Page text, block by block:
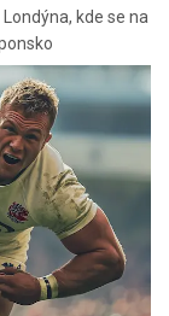
kde se na